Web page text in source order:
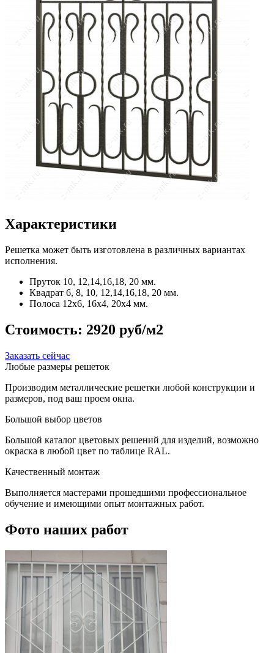
Характеристики
Решетка может быть изготовлена в различных вариантах
исполнения.
Пруток 10, 12,14,16,18, 20 мм.
Квадрат 6, 8, 10, 12,14,16,18, 20 мм.
Полоса 12x6, 16x4, 20x4 мм.
Стоимость: 2920 руб/м2
Заказать сейчас
Любые размеры решеток
Производим металлические решетки любой конструкции и
размеров, под ваш проем окна.
Большой выбор цветов
Большой каталог цветовых решений для изделий, возможно
окраска в любой цвет по таблице RAL.
Качественный монтаж
Выполняется мастерами прошедшими профессиональное
обучение и имеющими опыт монтажных работ.
Фото наших работ